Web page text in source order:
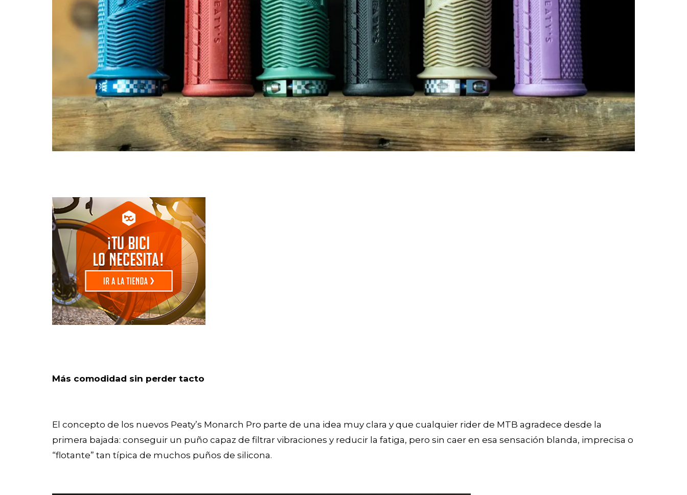
Más comodidad sin perder tacto
El concepto de los nuevos Peaty’s Monarch Pro parte de una idea muy clara y que cualquier rider de MTB agradece desde la
primera bajada: conseguir un puño capaz de filtrar vibraciones y reducir la fatiga, pero sin caer en esa sensación blanda, imprecisa o
“flotante” tan típica de muchos puños de silicona.